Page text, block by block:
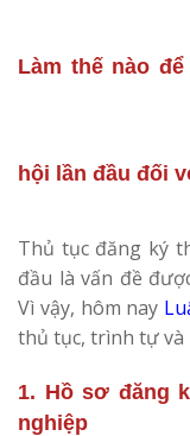
Làm thế nào
hội lần đầu đối
Thủ tục đăng ký
đầu là vấn đề
Vì vậy, hôm nay
thủ tục, trình tự và
1. Hồ sơ đăng
nghiệp